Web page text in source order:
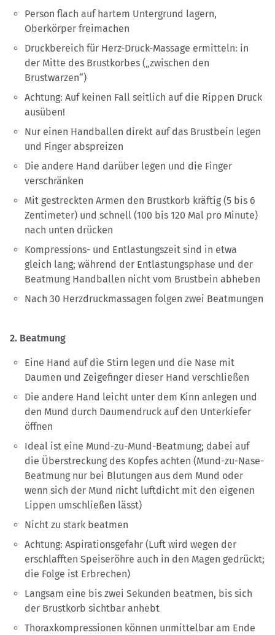
Person flach auf hartem Untergrund lagern,
Oberkörper freimachen
Druckbereich für Herz-Druck-Massage ermitteln: in
der Mitte des Brustkorbes („zwischen den
Brustwarzen“)
Achtung: Auf keinen Fall seitlich auf die Rippen Druck
ausüben!
Nur einen Handballen direkt auf das Brustbein legen
und Finger abspreizen
Die andere Hand darüber legen und die Finger
verschränken
Mit gestreckten Armen den Brustkorb kräftig (5 bis 6
Zentimeter) und schnell (100 bis 120 Mal pro Minute)
nach unten drücken
Kompressions- und Entlastungszeit sind in etwa
gleich lang; während der Entlastungsphase und der
Beatmung Handballen nicht vom Brustbein abheben
Nach 30 Herzdruckmassagen folgen zwei Beatmungen
2. Beatmung
Eine Hand auf die Stirn legen und die Nase mit
Daumen und Zeigefinger dieser Hand verschließen
Die andere Hand leicht unter dem Kinn anlegen und
den Mund durch Daumendruck auf den Unterkiefer
öffnen
Ideal ist eine Mund-zu-Mund-Beatmung; dabei auf
die Überstreckung des Kopfes achten (Mund-zu-Nase-
Beatmung nur bei Blutungen aus dem Mund oder
wenn sich der Mund nicht luftdicht mit den eigenen
Lippen umschließen lässt)
Nicht zu stark beatmen
Achtung: Aspirationsgefahr (Luft wird wegen der
erschlafften Speiseröhre auch in den Magen gedrückt;
die Folge ist Erbrechen)
Langsam eine bis zwei Sekunden beatmen, bis sich
der Brustkorb sichtbar anhebt
Thoraxkompressionen können unmittelbar am Ende